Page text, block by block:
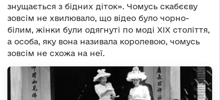
знущається з бідних діток». Чомусь скабєєву
зовсім не хвилювало, що відео було чорно-
білим, жінки були одягнуті по моді ХІХ століття,
а особа, яку вона називала королевою, чомусь
зовсім не схожа на неї.